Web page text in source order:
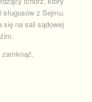
z Sejmu.
się na sali sądowej
zamknąć.